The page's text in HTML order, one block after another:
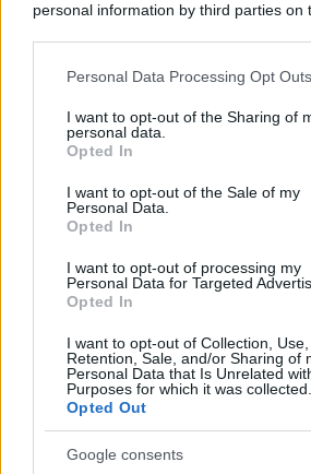
personal information by third parties on
This information may also be disclosed
disclose it to other third parties.
Please note that this website/app uses
services and may gather and store
not limited to your visit or usage
grant or deny consent to Google and its
consent section.
Personal Data Processing Opt Outs
I want to opt-out of the Sharing of
personal data.
Opted In
I want to opt-out of the Sale of my
Personal Data.
Opted In
I want to opt-out of processing my
Personal Data for Targeted
Opted In
I want to opt-out of Collection, Use,
Retention, Sale, and/or Sharing of
Personal Data that Is Unrelated
Purposes for which it was collected.
Opted Out
Google consents
Francia
InvestirMag
Investieren24
UK
Lgbtq News
Olanda